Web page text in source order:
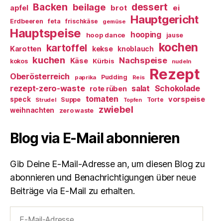
apfel Backen beilage brot dessert ei
Erdbeeren feta frischkäse gemüse Hauptgericht
Hauptspeise hoop dance hooping jause
Karotten kartoffel kekse knoblauch kochen
kokos kuchen Käse Kürbis Nachspeise nudeln
Oberösterreich paprika Pudding Reis Rezept
rezept-zero-waste rote rüben salat Schokolade
speck Strudel Suppe tomaten Topfen Torte vorspeise
weihnachten zero waste zwiebel
Blog via E-Mail abonnieren
Gib Deine E-Mail-Adresse an, um diesen Blog zu
abonnieren und Benachrichtigungen über neue
Beiträge via E-Mail zu erhalten.